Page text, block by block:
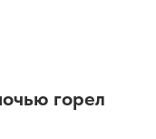
горел